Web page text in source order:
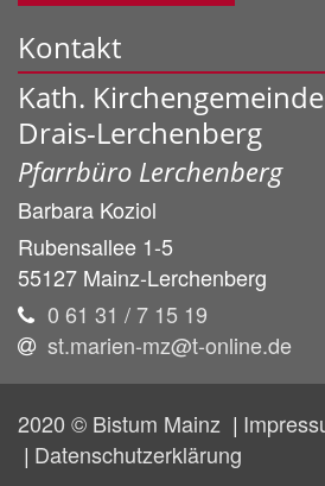
Kontakt
Kath.
Drais-Lerchenberg
Pfarrbüro Lerchenberg
Barbara Koziol
Rubensallee 1-5
55127 Mainz-Lerchenberg
0 61 31 / 7 15 19
st.marien-mz@t-online.de
2020 © Bistum Mainz
Datenschutzerklärung